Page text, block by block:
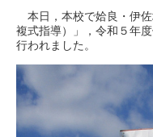
本日，本校で姶良・伊佐
複式指導）」，令和５年
行われました。